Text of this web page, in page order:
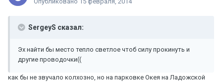
SergeyS сказал:
Эх найти бы место тепло светлое чтоб силу прокинуть и
другие проводочки((
как бы не звучало колхозно, но на парковке Окея на Ладожской